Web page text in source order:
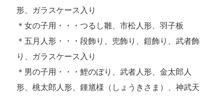
形、ガラスケース入り
＊女の子用・・・つるし雛、市松人形、羽子板
＊五月人形・・・段飾り、兜飾り、鎧飾り、武者飾
り、ガラスケース入り
＊男の子用・・・鯉のぼり、武者人形、金太郎人
形、桃太郎人形、鍾馗様（しょうきさま）、神武天